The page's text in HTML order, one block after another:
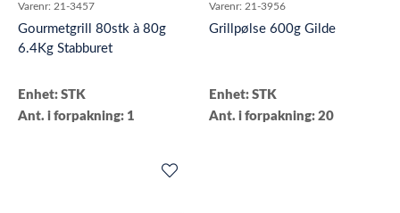
Varenr: 21-3457
Gourmetgrill 80stk à 80g
6.4Kg Stabburet
Enhet: STK
Ant. i forpakning: 1
Varenr: 21-3956
Grillpølse 600g Gilde
Enhet: STK
Ant. i forpakning: 20